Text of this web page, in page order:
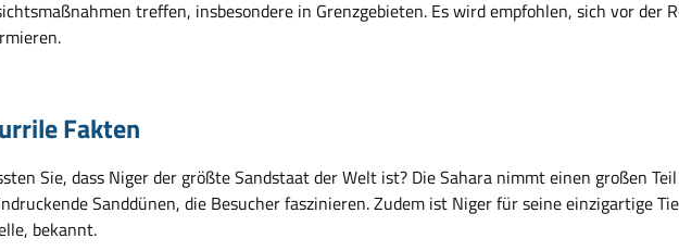
treffen, insbesondere in Grenzgebieten. Es wird empfohlen, sich vor der
Fakten
Sie, dass Niger der größte Sandstaat der Welt ist? Die Sahara nimmt einen großen
Sanddünen, die Besucher faszinieren. Zudem ist Niger für seine einzigartige
bekannt.